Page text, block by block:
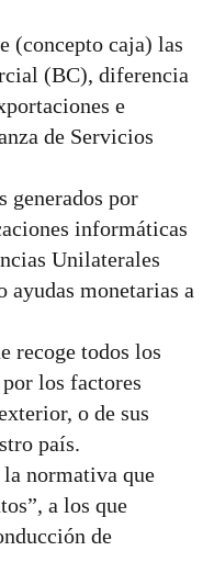
(concepto caja) las
(BC), diferencia
e
de Servicios
generados por
informáticas
Unilaterales
ayudas monetarias a
recoge todos los
los factores
o de sus
país.
normativa que
a los que
de